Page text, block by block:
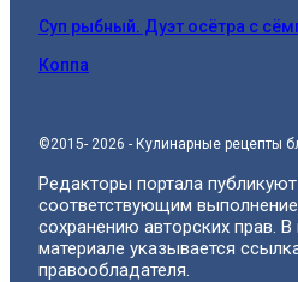
Суп рыбный. Дуэт осётра с
Коппа
©2015- 2026 - Кулинарные рецепты
Редакторы портала
соответствующим
сохранению авторских прав.
материале указывается
правообладателя.